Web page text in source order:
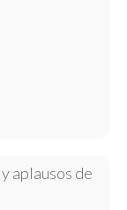
aplausos de